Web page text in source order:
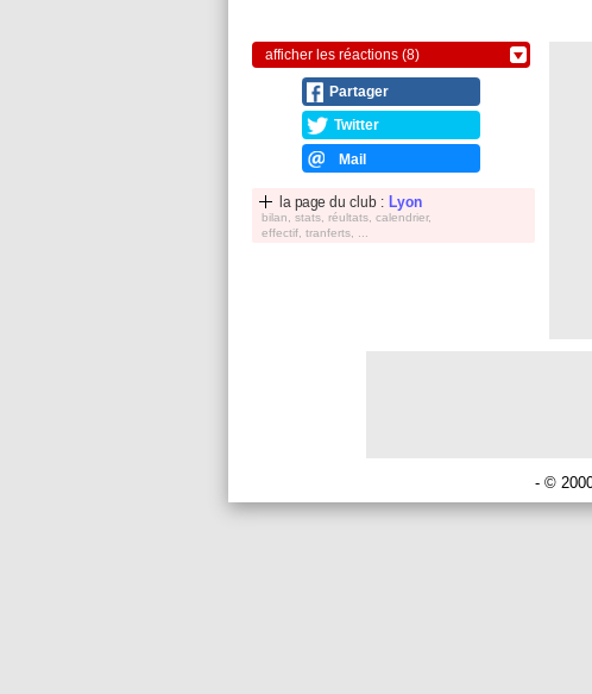
afficher les réactions (8)
Partager
Twitter
Mail
la page du club : Lyon
bilan, stats, réultats, calendrier,
effectif, tranferts, ...
- ©